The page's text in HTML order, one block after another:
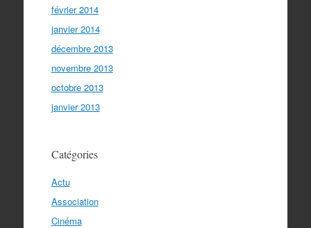
février 2014
janvier 2014
décembre 2013
novembre 2013
octobre 2013
janvier 2013
Catégories
Actu
Association
Cinéma